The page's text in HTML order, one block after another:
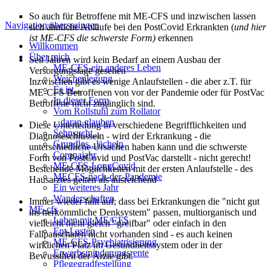
Navigation überspringen
Willkommen
Über mich
ME-CFS-ein anderes Leben
Weichenlegung
Es ist...
In dieser Form
Vom Rollstuhl zum Rollator
...daran glauben
Sehnsucht...
Grundlos...lächeln
Coronajahr
ME-CFS-LongCovid
MECFS-nach-der-Pandemie
Ein weiteres Jahr
Wanderschaften
ME-cfs
Leben mit ME/CFS
Ent-Lasten
ME-CFS-Psychiatrisierung
Erwerbsminderungsrente
Pflegegradfestellung
So auch für Betroffene mit ME-CFS und inzwischen lassen
sich ähnliche Abläufe bei den PostCovid Erkrankten (und hier
ist ME-CFS die schwerste Form) erkennen
Seit Jahren wird kein Bedarf an einem Ausbau der
Versorgungslage gesehen
Inzwischen gibt es wenige Anlaufstellen - die aber z.T. für
ME-CFS Betroffenen von vor der Pandemie oder für PostVac
Betroffene nicht zugänglich sind.
Diese Unterteilung in verschiedene Begrifflichkeiten und
Diagnoseschlüsseln - wird der Erkrankung - die
unterschiedliche Ursachen haben kann und die schwerste
Form von PostCovid und PostVac darstellt - nicht gerecht!
Bestehende Möglichkeiten mit der ersten Anlaufstelle - des
Hausarztes gelten als ausreichend
Immer wieder fällt auf; dass bei Erkrankungen die "nicht gut
ins herkömmliche Denksystem" passen, multiorganisch und
vielleicht nicht gleich "greifbar" oder einfach in den
Fallpauschalen nicht vorhanden sind - es auch keinen
wirklichen Platz im Gesundheitssystem oder in der
Bewusstheit der Ärzte gibt.